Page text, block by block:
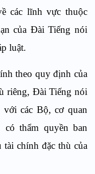
các lĩnh vực thuộc
của Đài Tiếng nói
luật.
theo quy định của
riêng, Đài Tiếng nói
với các Bộ, cơ quan
thẩm quyền ban
chính đặc thù của